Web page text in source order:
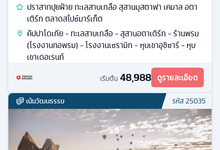
ปราสาทปุยฝ้าย ทะเลสาบเกลือ สุสานมุสตาฟา เคมาล อตา
เติร์ก ตลาดสไปซ์มาร์เก็ต
คัปปาโดเกีย - ทะเลสาบเกลือ - สุสานอตาเติร์ก - ร้านพรม
(โรงงานทอพรม) - โรงงานเซรามิก - หุบเขาอุชิซาร์ - หุบ
เขาเดอเรนท์
เริ่มต้น 48,988 ดูรายละเอียด
เน้นวัฒนธรรม รหัส25035